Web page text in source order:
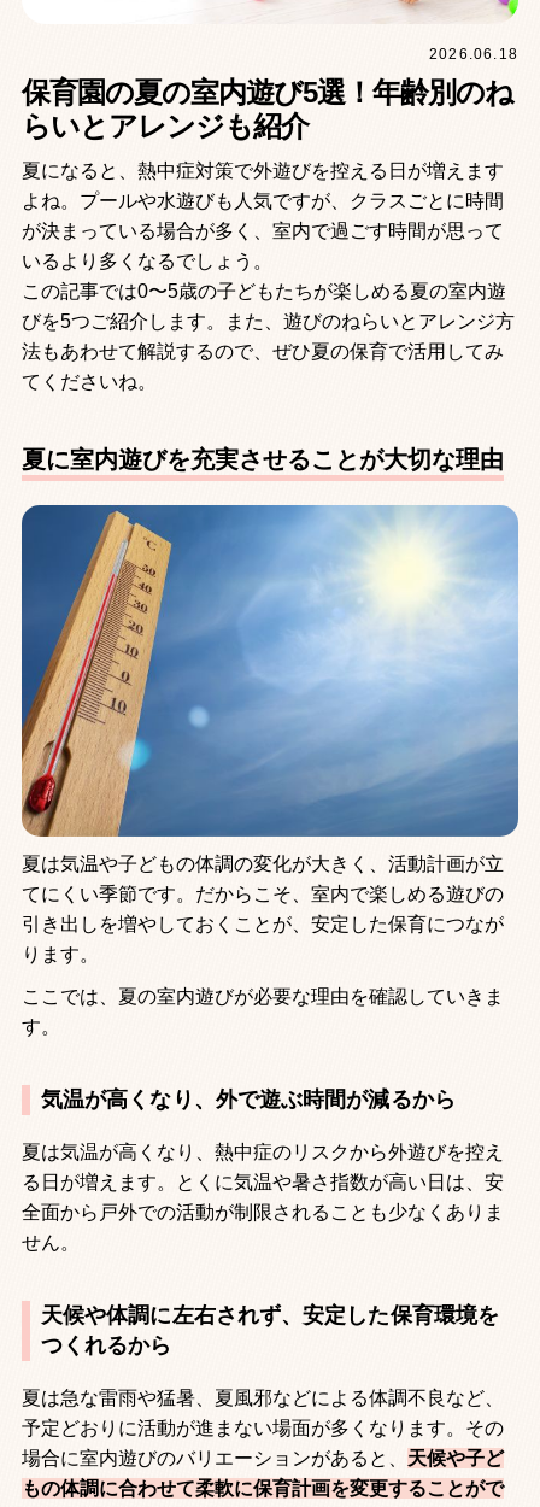
2026.06.18
保育園の夏の室内遊び5選！年齢別のね
らいとアレンジも紹介
夏になると、熱中症対策で外遊びを控える日が増えます
よね。プールや水遊びも人気ですが、クラスごとに時間
が決まっている場合が多く、室内で過ごす時間が思って
いるより多くなるでしょう。
この記事では0〜5歳の子どもたちが楽しめる夏の室内遊
びを5つご紹介します。また、遊びのねらいとアレンジ方
法もあわせて解説するので、ぜひ夏の保育で活用してみ
てくださいね。
夏に室内遊びを充実させることが大切な理由
夏は気温や子どもの体調の変化が大きく、活動計画が立
てにくい季節です。だからこそ、室内で楽しめる遊びの
引き出しを増やしておくことが、安定した保育につなが
ります。
ここでは、夏の室内遊びが必要な理由を確認していきま
す。
気温が高くなり、外で遊ぶ時間が減るから
夏は気温が高くなり、熱中症のリスクから外遊びを控え
る日が増えます。とくに気温や暑さ指数が高い日は、安
全面から戸外での活動が制限されることも少なくありま
せん。
天候や体調に左右されず、安定した保育環境を
つくれるから
夏は急な雷雨や猛暑、夏風邪などによる体調不良など、
予定どおりに活動が進まない場面が多くなります。その
場合に室内遊びのバリエーションがあると、 天候や子ど
もの体調に合わせて柔軟に保育計画を変更することがで